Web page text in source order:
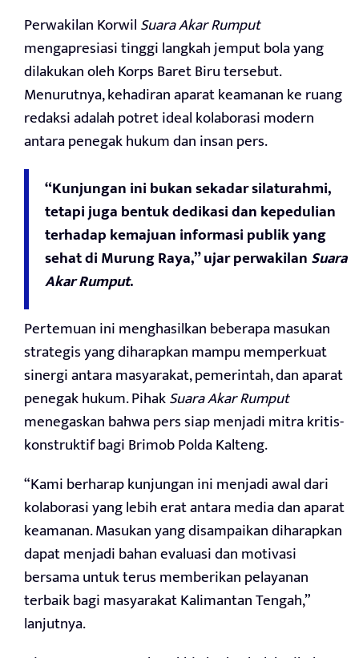
Perwakilan KorwilSuara Akar Rumput
mengapresiasi tinggi langkah jemput bola yang
dilakukan oleh Korps Baret Biru tersebut.
Menurutnya, kehadiran aparat keamanan ke ruang
redaksi adalah potret ideal kolaborasi modern
antara penegak hukum dan insan pers.
“Kunjungan ini bukan sekadar silaturahmi,
tetapi juga bentuk dedikasi dan kepedulian
terhadap kemajuan informasi publik yang
sehat di Murung Raya,” ujar perwakilanSuara
Akar Rumput.
Pertemuan ini menghasilkan beberapa masukan
strategis yang diharapkan mampu memperkuat
sinergi antara masyarakat, pemerintah, dan aparat
penegak hukum. PihakSuara Akar Rumput
menegaskan bahwa pers siap menjadi mitra kritis-
konstruktif bagi Brimob Polda Kalteng.
“Kami berharap kunjungan ini menjadi awal dari
kolaborasi yang lebih erat antara media dan aparat
keamanan. Masukan yang disampaikan diharapkan
dapat menjadi bahan evaluasi dan motivasi
bersama untuk terus memberikan pelayanan
terbaik bagi masyarakat Kalimantan Tengah,”
lanjutnya.